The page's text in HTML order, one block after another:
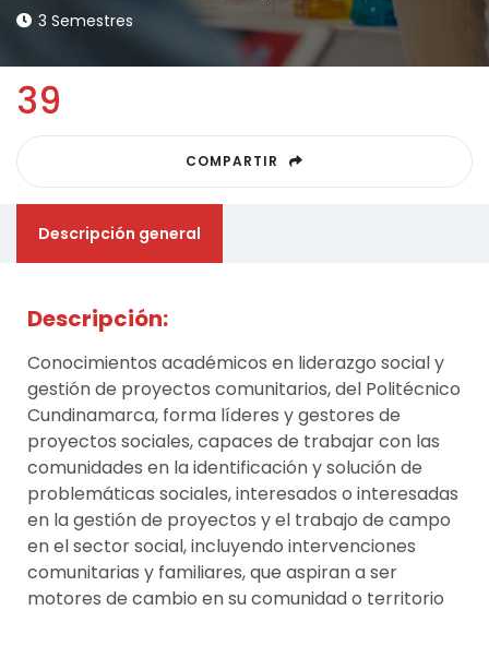
3 Semestres
39
COMPARTIR
Descripción general
Descripción:
Conocimientos académicos en liderazgo social y
gestión de proyectos comunitarios, del Politécnico
Cundinamarca, forma líderes y gestores de
proyectos sociales, capaces de trabajar con las
comunidades en la identificación y solución de
problemáticas sociales, interesados o interesadas
en la gestión de proyectos y el trabajo de campo
en el sector social, incluyendo intervenciones
comunitarias y familiares, que aspiran a ser
motores de cambio en su comunidad o territorio